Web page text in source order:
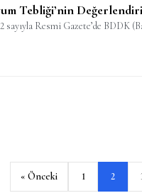
Tebliği’nin
sayıyla Resmi Gazete’de BDDK
« Önceki 1 2